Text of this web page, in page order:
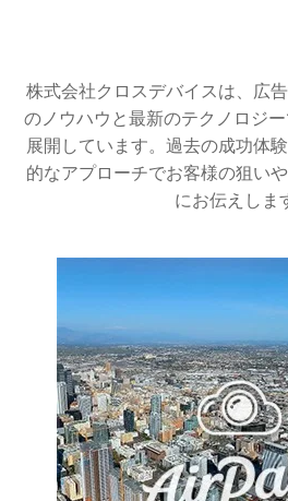
株式会社クロスデバイスは、広
のノウハウと最新のテクノロジ
展開しています。過去の成功体
的なアプローチでお客様の狙い
にお伝えしま